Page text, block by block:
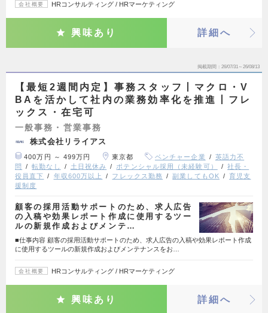
会社概要 HRコンサルティング / HRマーケティング
興味あり 詳細へ
掲載期間 26/07/31～26/08/13
【最短2週間内定】事務スタッフ丨マクロ・V
BAを活かして社内の業務効率化を推進丨フレ
ックス・在宅可
一般事務・営業事務
株式会社リライアス
400万円 ～ 499万円 東京都 ベンチャー企業
英語力不
問
転勤なし 土日祝休み ポテンシャル採用（未経験可）
社長・
役員直下
年収600万以上 フレックス勤務 副業してもOK
育児支
援制度
顧客の採用活動サポートのため、求人広告
の入稿や効果レポート作成に使用するツー
ルの新規作成およびメンテ…
■仕事内容 顧客の採用活動サポートのため、求人広告の入稿や効果レポート作成
に使用するツールの新規作成およびメンテナンスをお…
会社概要 HRコンサルティング / HRマーケティング
興味あり 詳細へ